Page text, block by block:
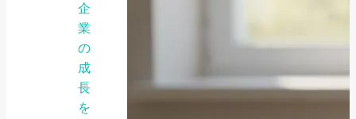
企
業
の
成
長
を